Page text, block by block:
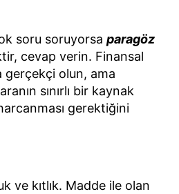
soru soruyorsa paragöz
cevap verin. Finansal
gerçekçi olun, ama
sınırlı bir kaynak
gerektiğini
ve kıtlık. Madde ile olan